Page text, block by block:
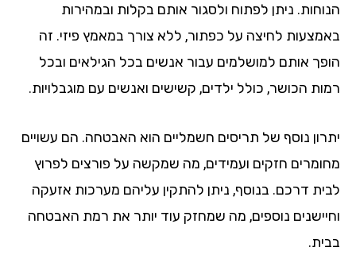
ניתן לפתוח ולסגור אותם בקלות ובמהירות
לחיצה על כפתור, ללא צורך במאמץ פיזי. זה
אותם למושלמים עבור אנשים בכל הגילאים ובכל
הכושר, כולל ילדים, קשישים ואנשים עם מוגבלויות.
נוסף של תריסים חשמליים הוא האבטחה. הם עשויים
חזקים ועמידים, מה שמקשה על פורצים לפרוץ
דרכם. בנוסף, ניתן להתקין עליהם מערכות אזעקה
נוספים, מה שמחזק עוד יותר את רמת האבטחה